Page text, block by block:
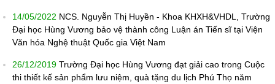
14/05/2022 NCS. Nguyễn Thị Huyền - Khoa KHXH&VHDL, Trường
Đại học Hùng Vương bảo vệ thành công Luận án Tiến sĩ tại Viện
Văn hóa Nghệ thuật Quốc gia Việt Nam
26/12/2019 Trường Đại học Hùng Vương đạt giải cao trong Cuộc
thi thiết kế sản phẩm lưu niệm, quà tặng du lịch Phú Thọ năm